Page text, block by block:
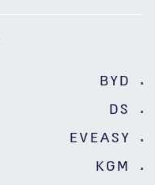
BYD
DS
EVEASY
KGM